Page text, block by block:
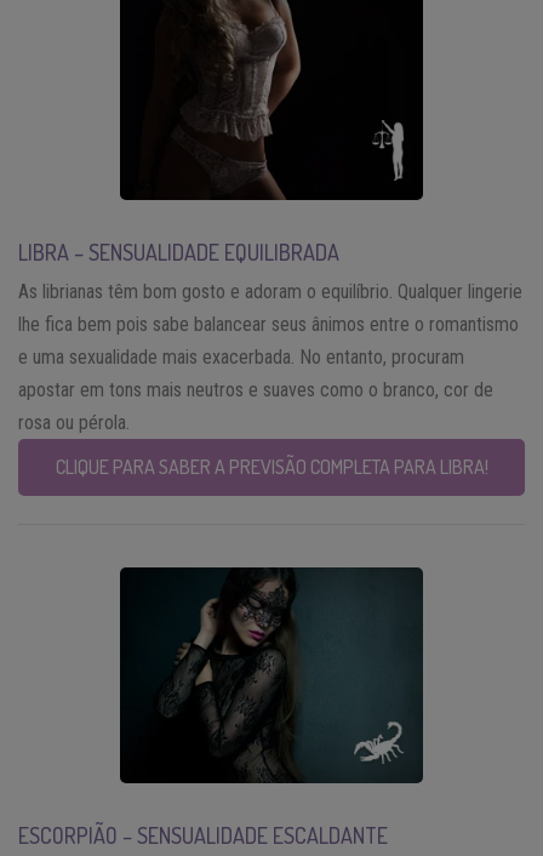
LIBRA – SENSUALIDADE EQUILIBRADA
As librianas têm bom gosto e adoram o equilíbrio. Qualquer lingerie
lhe fica bem pois sabe balancear seus ânimos entre o romantismo
e uma sexualidade mais exacerbada. No entanto, procuram
apostar em tons mais neutros e suaves como o branco, cor de
rosa ou pérola.
CLIQUE PARA SABER A PREVISÃO COMPLETA PARA LIBRA!
ESCORPIÃO – SENSUALIDADE ESCALDANTE